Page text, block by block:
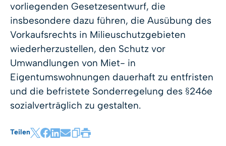
vorliegenden Gesetzesentwurf, die
insbesondere dazu führen, die Ausübung des
Vorkaufsrechts in Milieuschutzgebieten
wiederherzustellen, den Schutz vor
Umwandlungen von Miet- in
Eigentumswohnungen dauerhaft zu entfristen
und die befristete Sonderregelung des §246e
sozialverträglich zu gestalten.
Teilen